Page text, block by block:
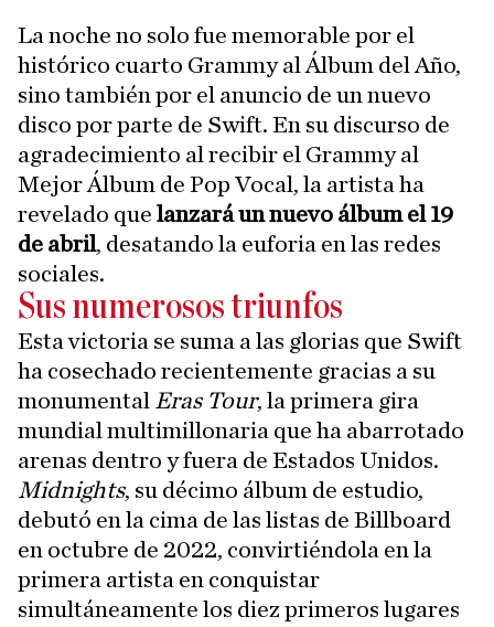
La noche no solo fue memorable por el
histórico cuarto Grammy al Álbum del Año,
sino también por el anuncio de un nuevo
disco por parte de Swift. En su discurso de
agradecimiento al recibir el Grammy al
Mejor Álbum de Pop Vocal, la artista ha
revelado que lanzará un nuevo álbum el 19
de abril, desatando la euforia en las redes
sociales.
Sus numerosos triunfos
Esta victoria se suma a las glorias que Swift
ha cosechado recientemente gracias a su
monumental Eras Tour, la primera gira
mundial multimillonaria que ha abarrotado
arenas dentro y fuera de Estados Unidos.
Midnights, su décimo álbum de estudio,
debutó en la cima de las listas de Billboard
en octubre de 2022, convirtiéndola en la
primera artista en conquistar
simultáneamente los diez primeros lugares